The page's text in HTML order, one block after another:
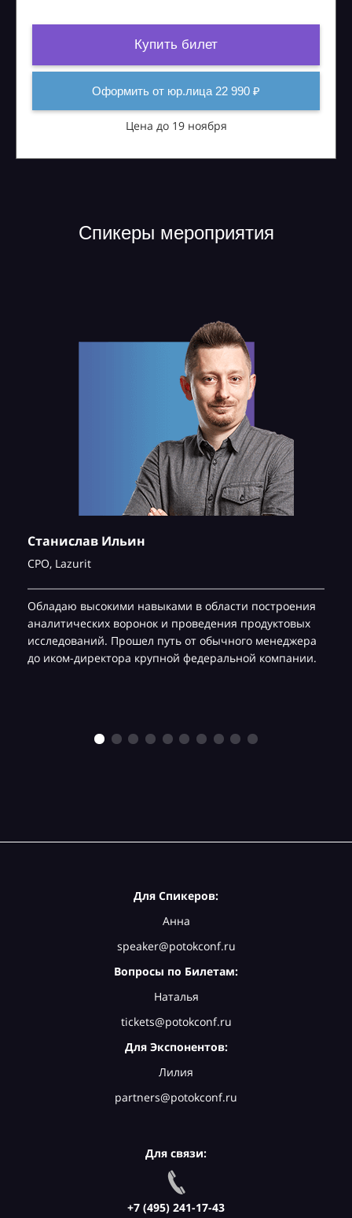
Купить билет
Оформить от юр.лица 22 990 ₽
Цена до 19 ноября
Спикеры мероприятия
Станислав Ильин
CPO, Lazurit
Обладаю высокими навыками в области построения
аналитических воронок и проведения продуктовых
исследований. Прошел путь от обычного менеджера
до иком-директора крупной федеральной компании.
Для Спикеров:
Анна
speaker@potokconf.ru
Вопросы по Билетам:
Наталья
tickets@potokconf.ru
Для Экспонентов:
Лилия
partners@potokconf.ru
Для связи:
+7 (495) 241-17-43